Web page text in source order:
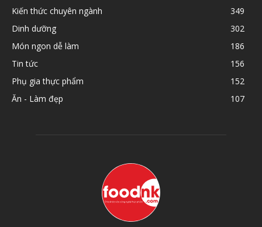
Kiến thức chuyên ngành
349
Dinh dưỡng
302
Món ngon dễ làm
186
Tin tức
156
Phụ gia thực phẩm
152
Ăn - Làm đẹp
107